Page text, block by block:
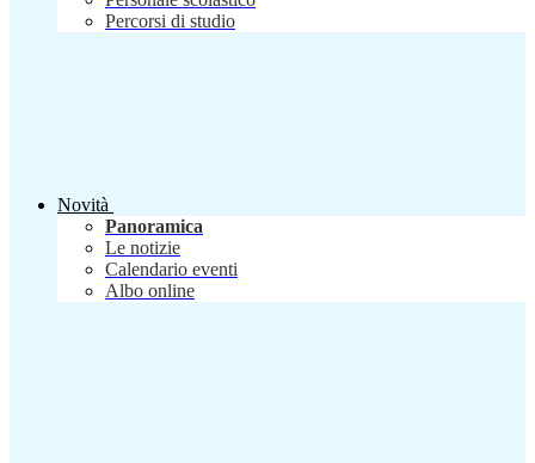
Percorsi di studio
Novità
Panoramica
Le notizie
Calendario eventi
Albo online